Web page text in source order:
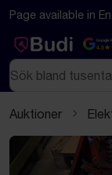
Hoppa till innehåll
Textbaserad
Page available in
Google
4.5
Sök
Auktioner